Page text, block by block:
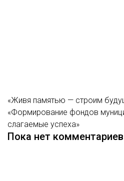
«Живя памятью — строим
«Формирование фондов
слагаемые успеха»
Пока нет комментариев